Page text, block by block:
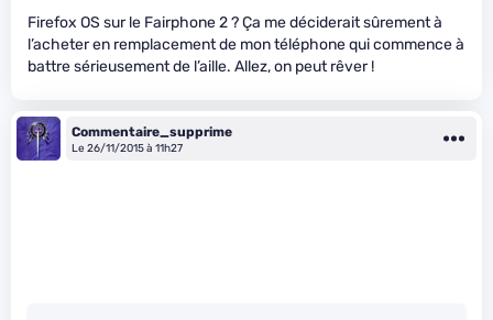
Firefox OS sur le Fairphone 2 ? Ça me déciderait sûrement à
l’acheter en remplacement de mon téléphone qui commence à
battre sérieusement de l’aille. Allez, on peut rêver !
Commentaire_supprime
Le 26/11/2015 à 11h27